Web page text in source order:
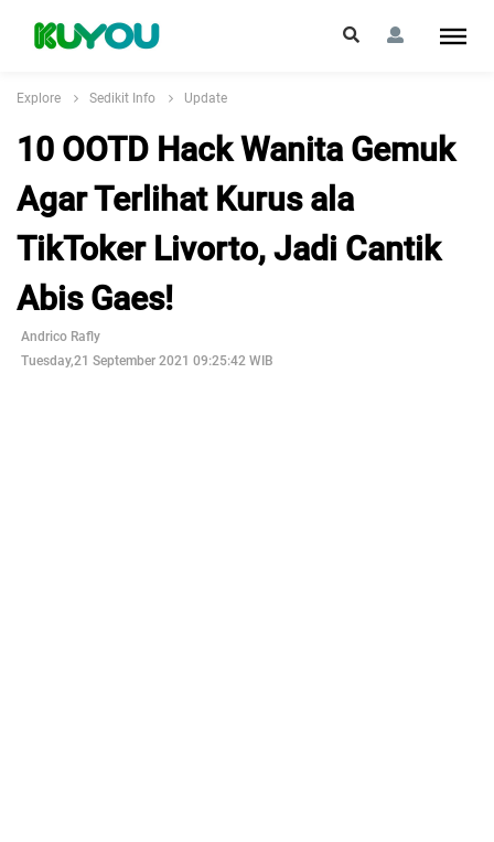
Explore Sedikit Info Update
10 OOTD Hack Wanita Gemuk
Agar Terlihat Kurus ala
TikToker Livorto, Jadi Cantik
Abis Gaes!
Andrico Rafly
Tuesday,21 September 2021 09:25:42 WIB